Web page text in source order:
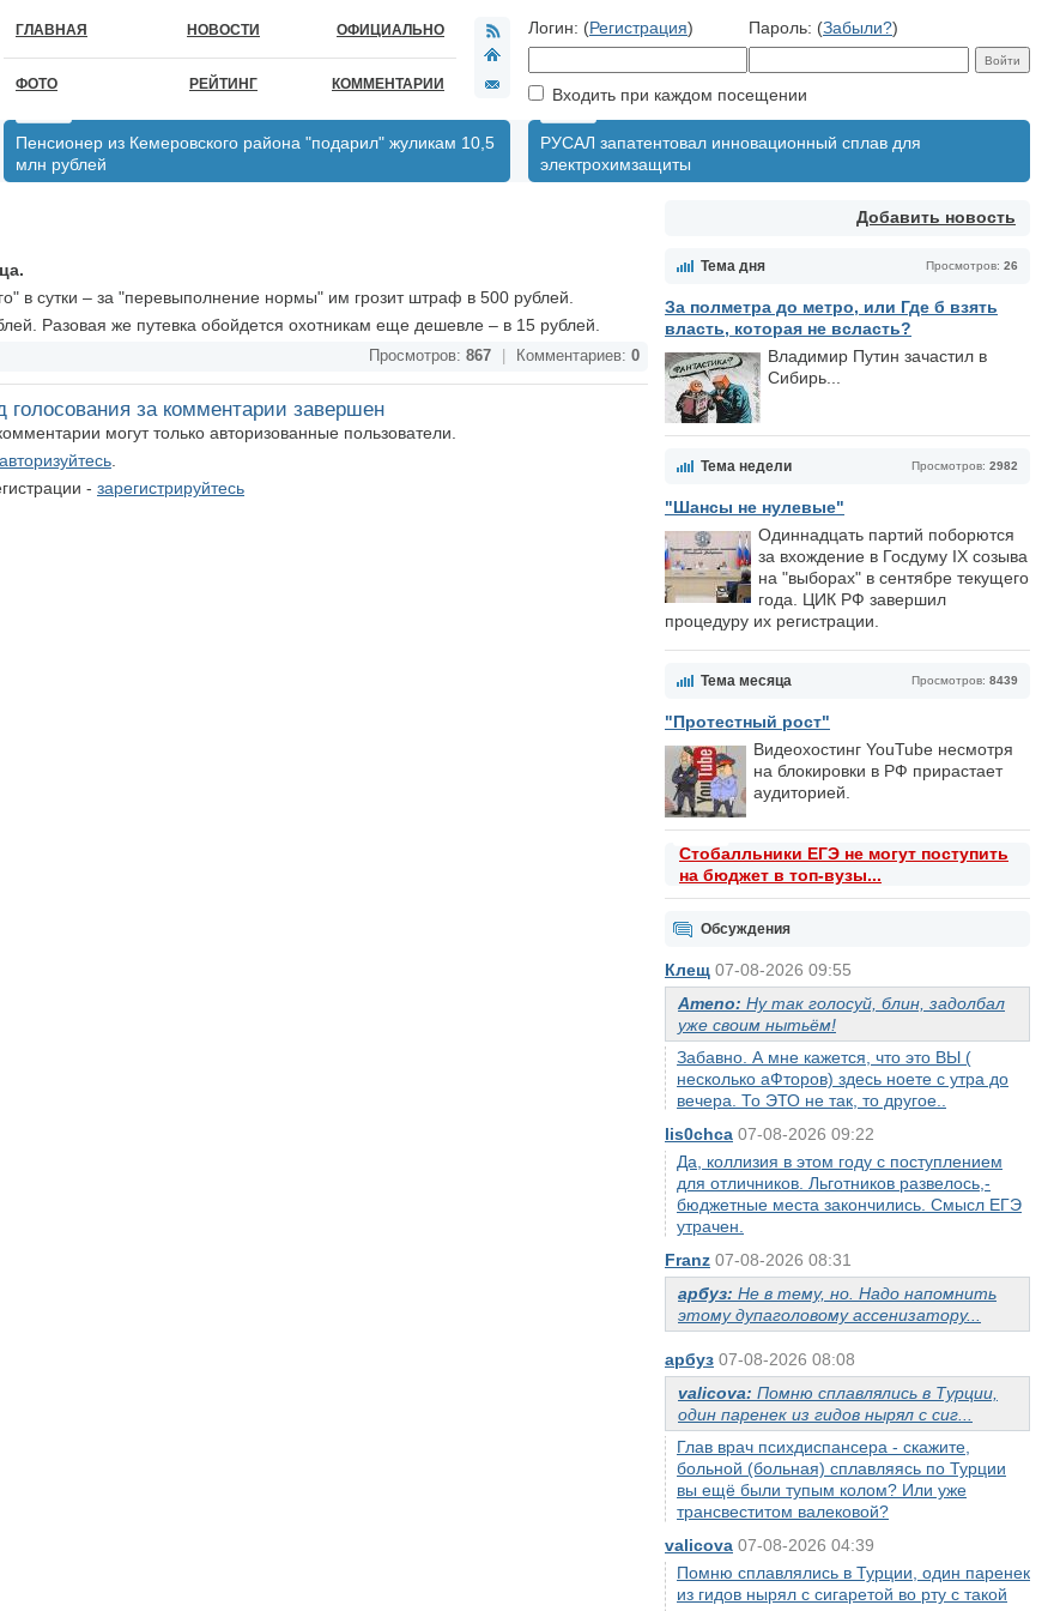
ГЛАВНАЯ НОВОСТИ ОФИЦИАЛЬНО
ФОТО РЕЙТИНГ КОММЕНТАРИИ
Логин: (Регистрация) Пароль: (Забыли?)
Входить при каждом посещении
Пенсионер из Кемеровского района "подарил" жуликам 10,5
млн рублей
РУСАЛ запатентовал инновационный сплав для
электрохимзащиты
Добавить новость
Просмотров: 26
Тема дня
За полметра до метро, или Где б взять
власть, которая не всласть?
Владимир Путин зачастил в
Сибирь...
Просмотров: 2982
Тема недели
"Шансы не нулевые"
Одиннадцать партий поборются
за вхождение в Госдуму IX созыва
на "выборах" в сентябре текущего
года. ЦИК РФ завершил
процедуру их регистрации.
Просмотров: 8439
Тема месяца
"Протестный рост"
Видеохостинг YouTube несмотря
на блокировки в РФ прирастает
аудиторией.
Стобалльники ЕГЭ не могут поступить
на бюджет в топ-вузы...
Обсуждения
Клещ 07-08-2026 09:55
Ameno: Ну так голосуй, блин, задолбал
уже своим нытьём!
Забавно. А мне кажется, что это ВЫ (
несколько аФторов) здесь ноете с утра до
вечера. То ЭТО не так, то другое..
lis0chca 07-08-2026 09:22
Да, коллизия в этом году с поступлением
для отличников. Льготников развелось,-
бюджетные места закончились. Смысл ЕГЭ
утрачен.
Franz 07-08-2026 08:31
арбуз: Не в тему, но. Надо напомнить
этому дупаголовому ассенизатору...
арбуз 07-08-2026 08:08
valicova: Помню сплавлялись в Турции,
один паренек из гидов нырял с сиг...
Глав врач психдиспансера - скажите,
больной (больная) сплавляясь по Турции
вы ещё были тупым колом? Или уже
трансвеститом валековой?
valicova 07-08-2026 04:39
Помню сплавлялись в Турции, один паренек
из гидов нырял с сигаретой во рту с такой
в сутки – за "перевыполнение нормы" им грозит штраф в 500 рублей.
Разовая же путевка обойдется охотникам еще дешевле – в 15 рублей.
Просмотров: 867 Комментариев: 0
голосования за комментарии завершен
могут только авторизованные пользователи.
авторизуйтесь
- зарегистрируйтесь